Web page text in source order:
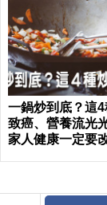
一鍋炒到底？這
致癌、營養流光
家人健康一定要